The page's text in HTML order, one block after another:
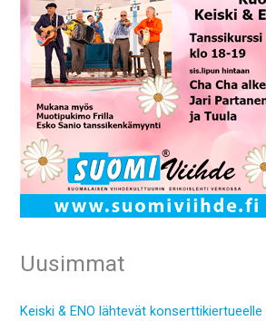
Uusimmat
Keiski & ENO lähtevät